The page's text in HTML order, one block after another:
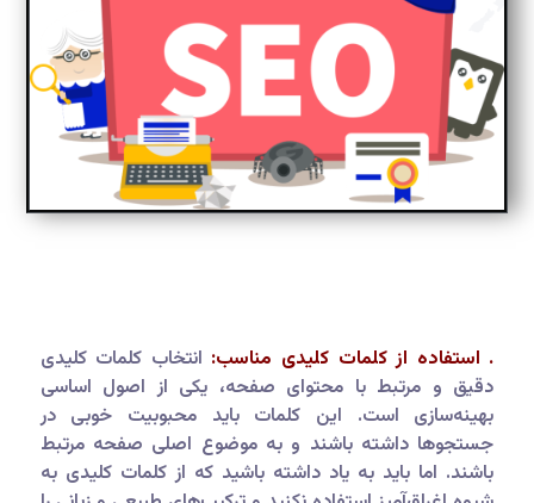
. استفاده از کلمات کلیدی مناسب: انتخاب کلمات کلیدی
دقیق و مرتبط با محتوای صفحه، یکی از اصول اساسی
بهینه‌سازی است. این کلمات باید محبوبیت خوبی در
جستجوها داشته باشند و به موضوع اصلی صفحه مرتبط
باشند. اما باید به یاد داشته باشید که از کلمات کلیدی به